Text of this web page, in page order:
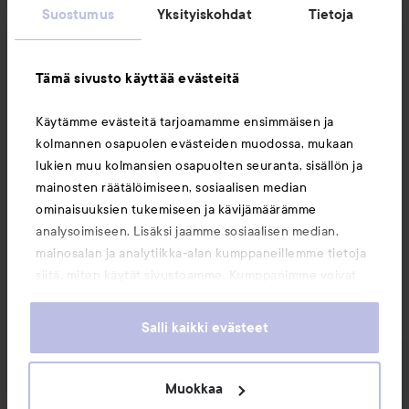
Suostumus Yksityiskohdat Tietoja
Tämä sivusto käyttää evästeitä
Käytämme evästeitä tarjoamamme ensimmäisen ja
kolmannen osapuolen evästeiden muodossa, mukaan
lukien muu kolmansien osapuolten seuranta, sisällön ja
mainosten räätälöimiseen, sosiaalisen median
ominaisuuksien tukemiseen ja kävijämäärämme
analysoimiseen. Lisäksi jaamme sosiaalisen median,
mainosalan ja analytiikka-alan kumppaneillemme tietoja
heille tai joita on kerätty, kun olet käyttänyt heidän
evästeiden käytön.
Salli kaikki evästeet
Muokkaa
Saattaisit myös tykätä